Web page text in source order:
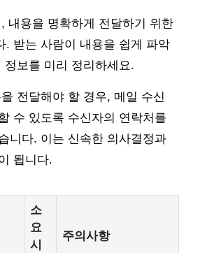
내용을 명확하게 전달하기 위한
. 받는 사람이 내용을 쉽게 파악
정보를 미리 정리하세요.
전달해야 할 경우, 메일 수신
수 있도록 수신자의 연락처를
니다. 이는 신속한 의사결정과
됩니다.
소
요
시
주의사항